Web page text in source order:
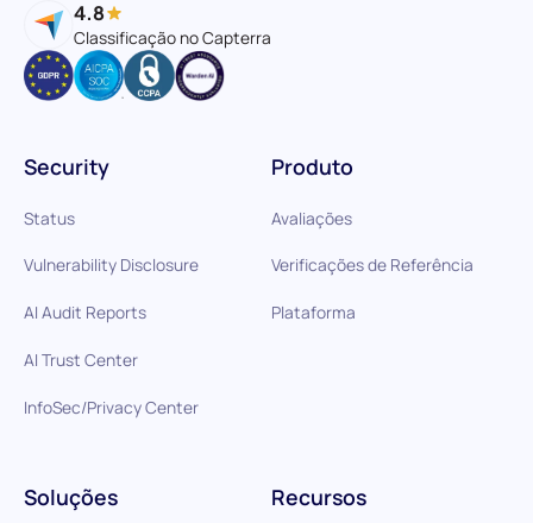
4.8
Classificação no Capterra
Produto
Avaliações
Verificações de Referência
Plataforma
Soluções Recursos
Security
Status
Vulnerability Disclosure
AI Audit Reports
AI Trust Center
InfoSec/Privacy Center